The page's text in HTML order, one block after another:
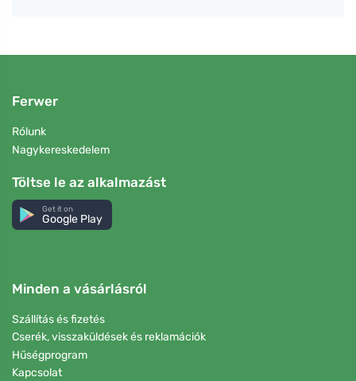
Ferwer
Rólunk
Nagykereskedelem
Töltse le az alkalmazást
Get it on
Google Play
Minden a vásárlásról
Szállítás és fizetés
Cserék, visszaküldések és reklamációk
Hűségprogram
Kapcsolat